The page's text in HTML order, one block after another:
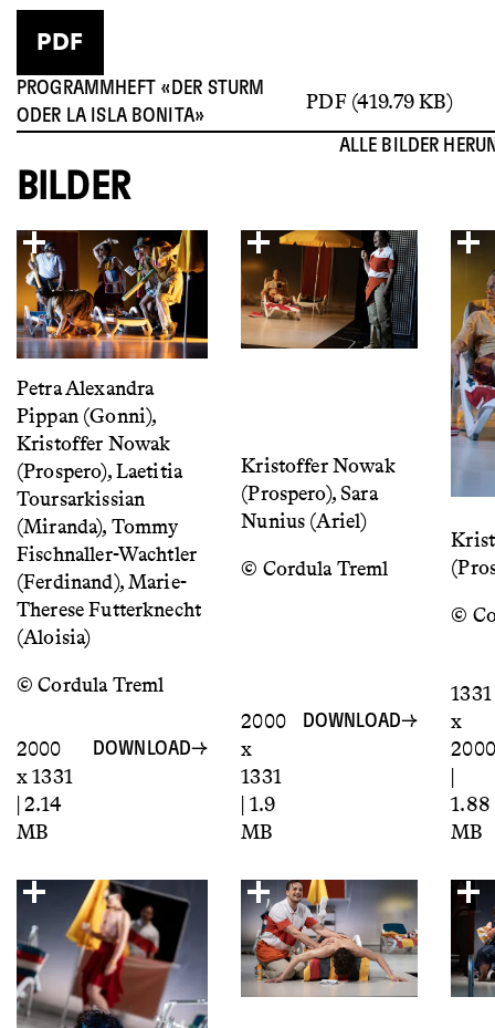
PDF
PROGRAMMHEFT «DER STURM
ODER LA ISLA BONITA»
PDF (419.79 KB)
BILDER
ALLE BILDER
Petra Alexandra
Pippan (Gonni),
Kristoffer Nowak
(Prospero), Laetitia
Toursarkissian
(Miranda), Tommy
Fischnaller-Wachtler
(Ferdinand), Marie-
Therese Futterknecht
(Aloisia)
© Cordula Treml
2000
x 1331
| 2.14
MB
DOWNLOAD
Kristoffer Nowak
(Prospero), Sara
Nunius (Ariel)
© Cordula Treml
2000
x
1331
| 1.9
MB
DOWNLOAD
©
1331
x
2000
1.88
MB